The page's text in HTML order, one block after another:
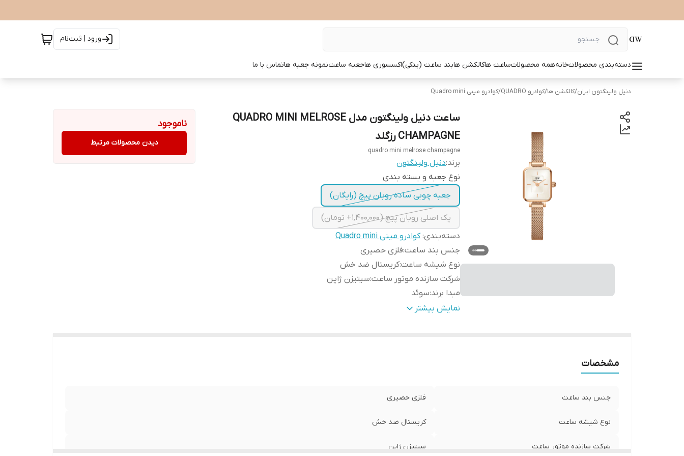
ورود | ثبت‌نام
دسته‌بندی محصولاتخانههمه محصولاتساعت هاکالکشن هابند ساعت (یدکی)اکسسوری هاجعبه ساعتنمونه جعبه هاتماس با ما
دنیل ولینگتون ایران/کالکشن ها/کوادرو QUADRO /کوادرو مینی Quadro mini
ساعت دنیل ولینگتون مدل QUADRO MINI MELROSE
CHAMPAGNE رزگلد
quadro mini melrose champagne
برند:دنیل ولینگتون
نوع جعبه و بسته بندی
جعبه چوبی ساده روبان پیچ (رایگان)
پک اصلی روبان پیچ (1,400,000+ تومان)
دسته‌بندی:کوادرو مینی Quadro mini
جنس بند ساعت:فلزی حصیری
نوع شیشه ساعت:کریستال ضد خش
شرکت سازنده موتور ساعت:سیتیزن ژاپن
مبدا برند:سوئد
گارانتی : یکساله دنیل ولینگتون ایراننمایش بیشتر
ناموجود
دیدن محصولات مرتبط
مشخصات
جنس بند ساعت فلزی حصیری
نوع شیشه ساعت کریستال ضد خش
شرکت سازنده موتور ساعت سیتیزن ژاپن